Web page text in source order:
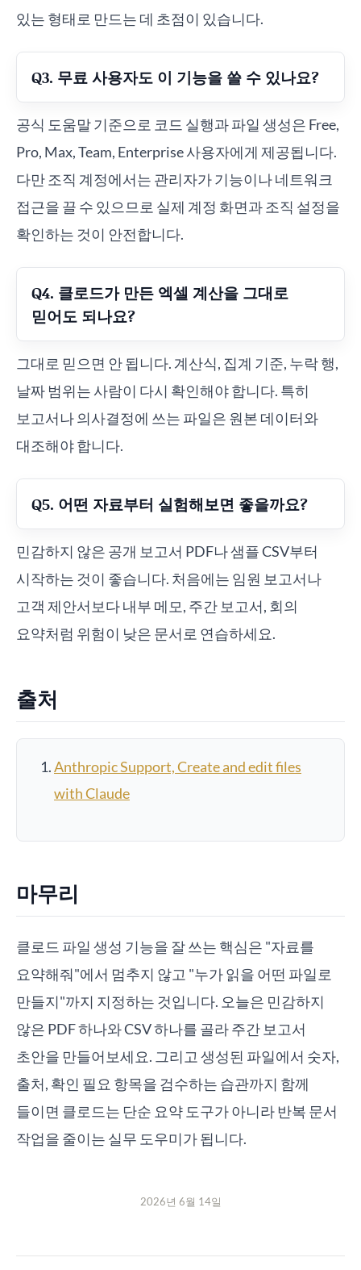
있는 형태로 만드는 데 초점이 있습니다.
Q3. 무료 사용자도 이 기능을 쓸 수 있나요?
공식 도움말 기준으로 코드 실행과 파일 생성은 Free,
Pro, Max, Team, Enterprise 사용자에게 제공됩니다.
다만 조직 계정에서는 관리자가 기능이나 네트워크
접근을 끌 수 있으므로 실제 계정 화면과 조직 설정을
확인하는 것이 안전합니다.
Q4. 클로드가 만든 엑셀 계산을 그대로
믿어도 되나요?
그대로 믿으면 안 됩니다. 계산식, 집계 기준, 누락 행,
날짜 범위는 사람이 다시 확인해야 합니다. 특히
보고서나 의사결정에 쓰는 파일은 원본 데이터와
대조해야 합니다.
Q5. 어떤 자료부터 실험해보면 좋을까요?
민감하지 않은 공개 보고서 PDF나 샘플 CSV부터
시작하는 것이 좋습니다. 처음에는 임원 보고서나
고객 제안서보다 내부 메모, 주간 보고서, 회의
요약처럼 위험이 낮은 문서로 연습하세요.
출처
Anthropic Support, Create and edit files
with Claude
마무리
클로드 파일 생성 기능을 잘 쓰는 핵심은 "자료를
요약해줘"에서 멈추지 않고 "누가 읽을 어떤 파일로
만들지"까지 지정하는 것입니다. 오늘은 민감하지
않은 PDF 하나와 CSV 하나를 골라 주간 보고서
초안을 만들어보세요. 그리고 생성된 파일에서 숫자,
출처, 확인 필요 항목을 검수하는 습관까지 함께
들이면 클로드는 단순 요약 도구가 아니라 반복 문서
작업을 줄이는 실무 도우미가 됩니다.
2026년 6월 14일